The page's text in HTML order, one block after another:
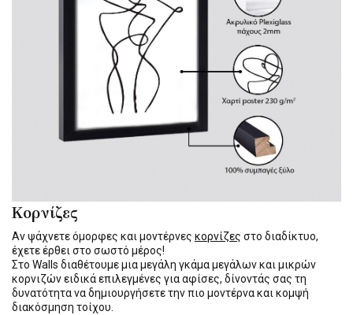
Κορνίζες
Αν ψάχνετε όμορφες και μοντέρνες κορνίζες στο διαδίκτυο,
έχετε έρθει στο σωστό μέρος!
Στο Walls διαθέτουμε μια μεγάλη γκάμα μεγάλων και μικρών
κορνιζών ειδικά επιλεγμένες για αφίσες, δίνοντάς σας τη
δυνατότητα να δημιουργήσετε την πιο μοντέρνα και κομψή
διακόσμηση τοίχου.